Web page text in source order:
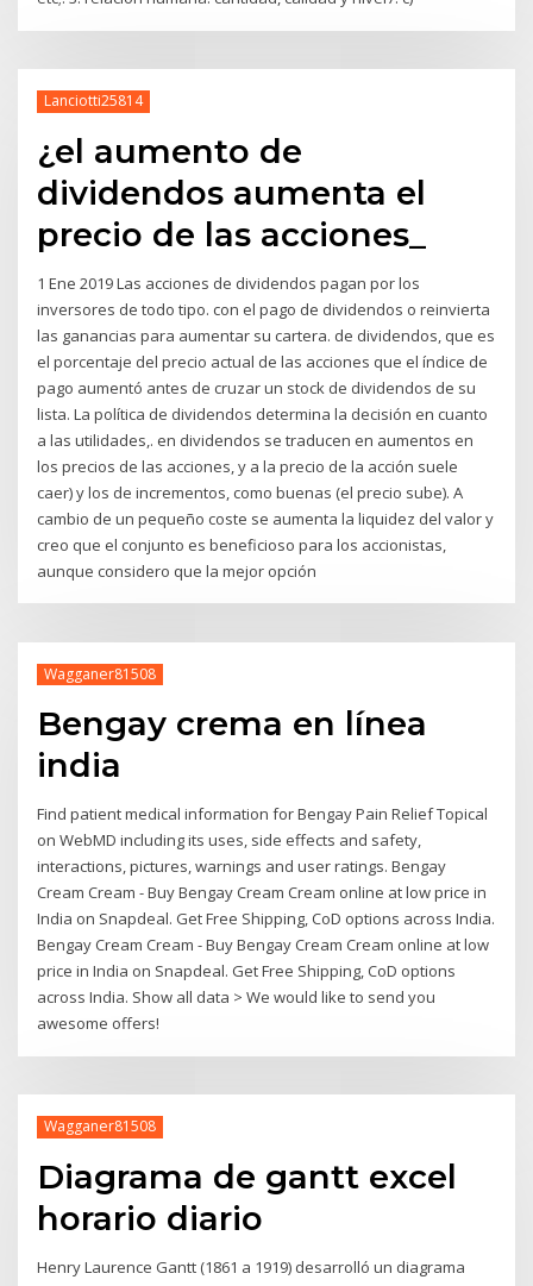
Lanciotti25814
¿el aumento de
dividendos aumenta el
precio de las acciones_
1 Ene 2019 Las acciones de dividendos pagan por los
inversores de todo tipo. con el pago de dividendos o reinvierta
las ganancias para aumentar su cartera. de dividendos, que es
el porcentaje del precio actual de las acciones que el índice de
pago aumentó antes de cruzar un stock de dividendos de su
lista. La política de dividendos determina la decisión en cuanto
a las utilidades,. en dividendos se traducen en aumentos en
los precios de las acciones, y a la precio de la acción suele
caer) y los de incrementos, como buenas (el precio sube). A
cambio de un pequeño coste se aumenta la liquidez del valor y
creo que el conjunto es beneficioso para los accionistas,
aunque considero que la mejor opción
Wagganer81508
Bengay crema en línea
india
Find patient medical information for Bengay Pain Relief Topical
on WebMD including its uses, side effects and safety,
interactions, pictures, warnings and user ratings. Bengay
Cream Cream - Buy Bengay Cream Cream online at low price in
India on Snapdeal. Get Free Shipping, CoD options across India.
Bengay Cream Cream - Buy Bengay Cream Cream online at low
price in India on Snapdeal. Get Free Shipping, CoD options
across India. Show all data > We would like to send you
awesome offers!
Wagganer81508
Diagrama de gantt excel
horario diario
Henry Laurence Gantt (1861 a 1919) desarrolló un diagrama